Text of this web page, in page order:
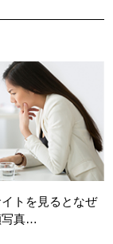
トを見ると なぜ
写真…